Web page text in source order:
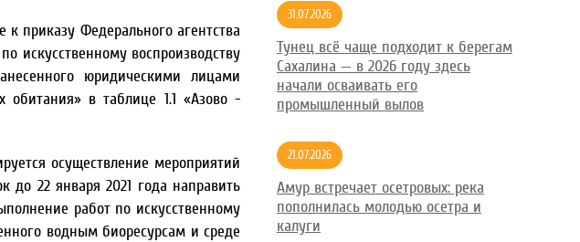
приказу Федерального агентства
искусственному воспроизводству
юридическими лицами
в таблице 1.1 «Азово -
осуществление мероприятий
до 22 января 2021 года направить
работ по искусственному
водным биоресурсам и среде
31.07.2026
Тунец всё чаще подходит к берегам
Сахалина — в 2026 году здесь
начали осваивать его
промышленный вылов
21.07.2026
Амур встречает осетровых: река
пополнилась молодью осетра и
калуги